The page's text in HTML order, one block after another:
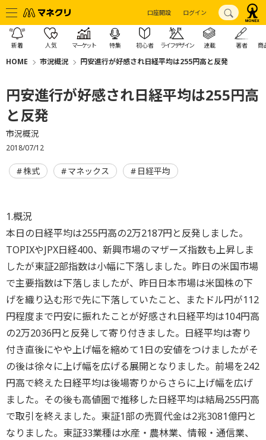
口座開設 ログイン
新着 人気 マーケット 特集 初心者 ライフデザイン 連載 著者 商
HOME 市況概況 円安進行が好感され日経平均は255円高と反発
円安進行が好感され日経平均は255円高
と反発
市況概況
2018/07/12
株式 マネックス 日経平均
1.概況
本日の日経平均は255円高の2万2187円と反発しました。
TOPIXやJPX日経400、新興市場のマザーズ指数も上昇しま
したが東証2部指数は小幅に下落しました。昨日の米国市場
で主要指数は下落しましたが、昨日日本市場は米国株の下
げを織り込む形で先に下落していたこと、またドル円が112
円程度まで円安に振れたことが好感され日経平均は104円高
の2万2036円と反発して寄り付きました。日経平均は寄り
付き直後にやや上げ幅を縮めて1日の安値をつけましたがそ
の後は徐々に上げ幅を広げる展開となりました。前場を242
円高で終えた日経平均は後場寄りからさらに上げ幅を広げ
ました。その後も高値圏で推移した日経平均は結局255円高
で取引を終えました。東証1部の売買代金は2兆3081億円と
なりました。東証33業種は水産・農林業、情報・通信業、